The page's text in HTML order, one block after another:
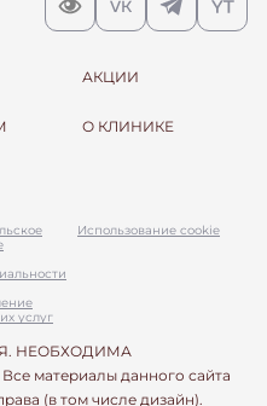
АКЦИИ
О КЛИНИКЕ
услуг
Использование cookie
НЕОБХОДИМА
материалы данного сайта
(в том числе дизайн).